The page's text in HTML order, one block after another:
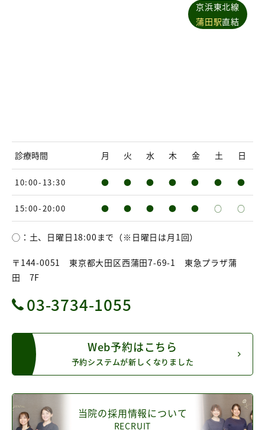
京浜東北線
蒲田駅直結
診療時間 月 火 水 木 金 土 日
10:00-13:30 ● ● ● ● ● ● ●
15:00-20:00 ● ● ● ● ● ○ ○
◯：土、日曜日18:00まで（※日曜日は月1回）
〒144-0051 東京都大田区西蒲田7-69-1 東急プラザ蒲
田 7F
03-3734-1055
Web予約はこちら
予約システムが新しくなりました
当院の採用情報について
RECRUIT